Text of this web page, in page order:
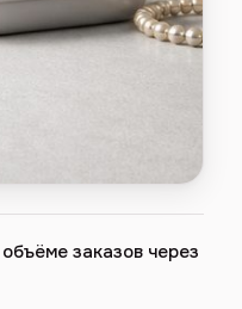
заказов через